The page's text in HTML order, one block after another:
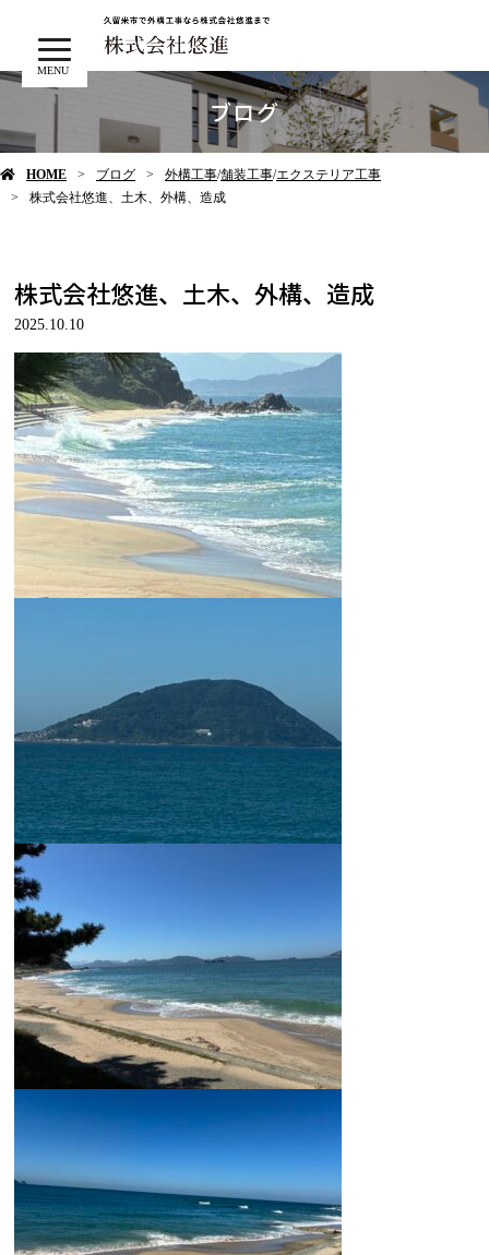
MENU
ブログ
HOME ブログ 外構工事/舗装工事/エクステリア工事
株式会社悠進、土木、外構、造成
株式会社悠進、土木、外構、造成
2025.10.10